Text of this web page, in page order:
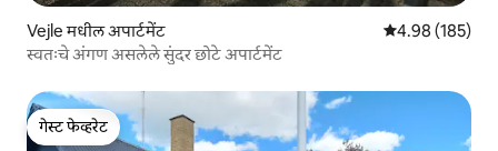
Vejle मधील अपार्टमेंट 5 पैकी 4.98
4.98 (185)
स्वतःचे अंगण असलेले सुंदर छोटे अपार्टमेंट
गेस्ट फेव्हरेट
गेस्ट फेव्हरेट